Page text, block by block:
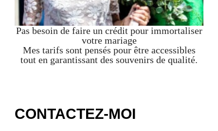
Pas besoin de faire un crédit pour immortaliser
votre mariage
Mes tarifs sont pensés pour être accessibles
tout en garantissant des souvenirs de qualité.
CONTACTEZ-MOI